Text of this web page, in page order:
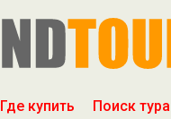
Где купить Поиск тура